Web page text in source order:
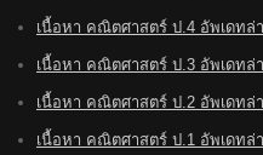
เนื้อหา คณิตศาสตร์ ป.4 อัพเดทล่
เนื้อหา คณิตศาสตร์ ป.3 อัพเดทล่
เนื้อหา คณิตศาสตร์ ป.2 อัพเดทล่
เนื้อหา คณิตศาสตร์ ป.1 อัพเดทล่